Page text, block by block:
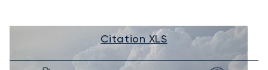
Citation XLS